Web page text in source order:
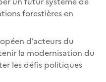
forestières en
d’acteurs du
la modernisation du
les défis politiques